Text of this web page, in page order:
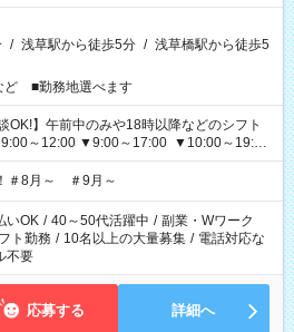
/ 浅草駅から徒歩5分 / 浅草橋駅から徒歩5
ど ■勤務地選べます
OK!】午前中のみや18時以降などのシフト
～12:00 ▼9:00～17:00 ▼10:00～19:00
＃8月～ ＃9月～
いOK / 40～50代活躍中 / 副業・Wワーク
ト勤務 / 10名以上の大量募集 / 電話対応な
不要
応募する 詳細へ